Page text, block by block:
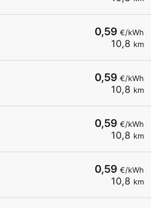
0,59 €/kWh
10,8 km
0,59 €/kWh
10,8 km
0,59 €/kWh
10,8 km
0,59 €/kWh
10,8 km